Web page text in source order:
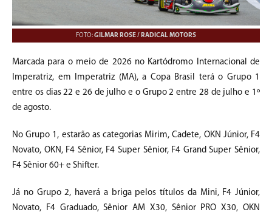
FOTO:GILMAR ROSE / RADICAL MOTORS
Marcada para o meio de 2026 no Kartódromo Internacional de
Imperatriz, em Imperatriz (MA), a Copa Brasil terá o Grupo 1
entre os dias 22 e 26 de julho e o Grupo 2 entre 28 de julho e 1º
de agosto.
No Grupo 1, estarão as categorias Mirim, Cadete, OKN Júnior, F4
Novato, OKN, F4 Sênior, F4 Super Sênior, F4 Grand Super Sênior,
F4 Sênior 60+ e Shifter.
Já no Grupo 2, haverá a briga pelos títulos da Mini, F4 Júnior,
Novato, F4 Graduado, Sênior AM X30, Sênior PRO X30, OKN